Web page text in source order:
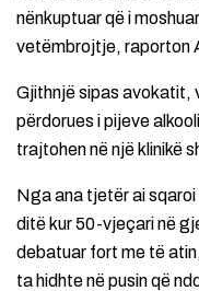
nënkuptuar që i
vetëmbrojtje, raporton
Gjithnjë sipas avokatit,
përdorues i pijeve
trajtohen në një klinikë
Nga ana tjetër ai
ditë kur 50-vjeçari në
debatuar fort me të
ta hidhte në pusin që